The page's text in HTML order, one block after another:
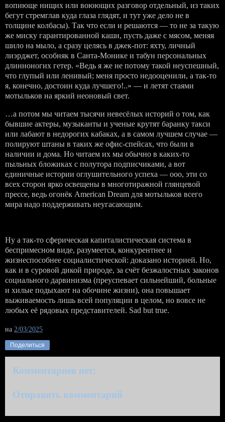
вопиюще нищих или воюющих разговор отдельный, из таких
бегут стремглав куда глаза глядят, и тут уже дело не в
толщине колбасы). Так что если и решаются — то не за такую
же миску гарантированной каши, пусть даже с мясом, меняя
шило на мыло, а сразу целясь в джек-пот: яхту, личный
лиэрджет, особняк в Санта-Монике и табун персональных
длинноногих гетер. «Ведь я же не потому такой неуспешный,
что глупый или ленивый; меня просто недооценили, а так-то
я, конечно, достоин куда лучшего!..» — и летят стаями
мотыльков на яркий неоновый свет.
…а потом мы читаем тысячи невесёлых историй о том, как
бывшие актеры, музыканты и ученые крутят баранку такси
или лабают в недорогих кабаках, а в самом лучшем случае —
полируют штаны в таких же офис-спейсах, что были в
наличии и дома. Но читаем их мы обычно в каких-то
пыльных бложиках с полутора подписчиками, а вот
единичные истории оглушительного успеха — ооо, эти со
всех сторон ярко освещены в многотиражной глянцевой
прессе, ведь огонёк American Dream для мотыльков всего
мира надо поддерживать неугасающим.
Ну а так-то сферическая капиталистическая система в
беспримесном виде, разумеется, конкурентнее и
жизнеспособнее социалистической: доказано историей. Но,
как и в суровой дикой природе, за счёт безжалостных законов
социального дарвинизма (преуспевает сильнейший, больные
и хилые подыхают на обочине жизни), она повышает
выживаемость лишь всей популяции в целом, но вовсе не
любых её рядовых представителей. Sad but true.
на 2/03/2025
Поделиться
Комментариев нет:
Отправить комментарий